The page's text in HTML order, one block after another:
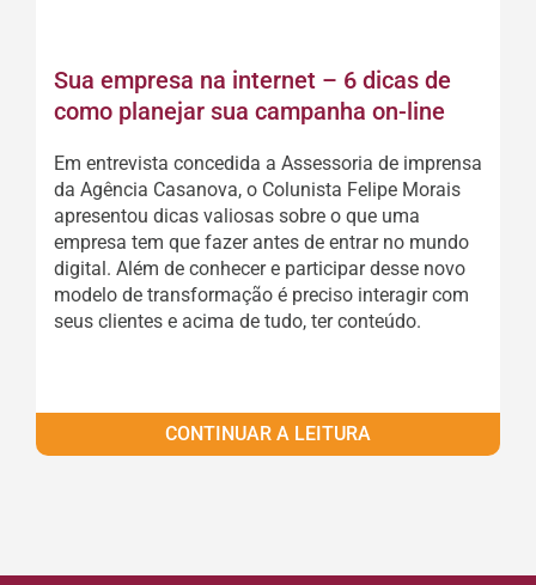
Sua empresa na internet – 6 dicas de
como planejar sua campanha on-line
Em entrevista concedida a Assessoria de imprensa
da Agência Casanova, o Colunista Felipe Morais
apresentou dicas valiosas sobre o que uma
empresa tem que fazer antes de entrar no mundo
digital. Além de conhecer e participar desse novo
modelo de transformação é preciso interagir com
seus clientes e acima de tudo, ter conteúdo.
CONTINUAR A LEITURA